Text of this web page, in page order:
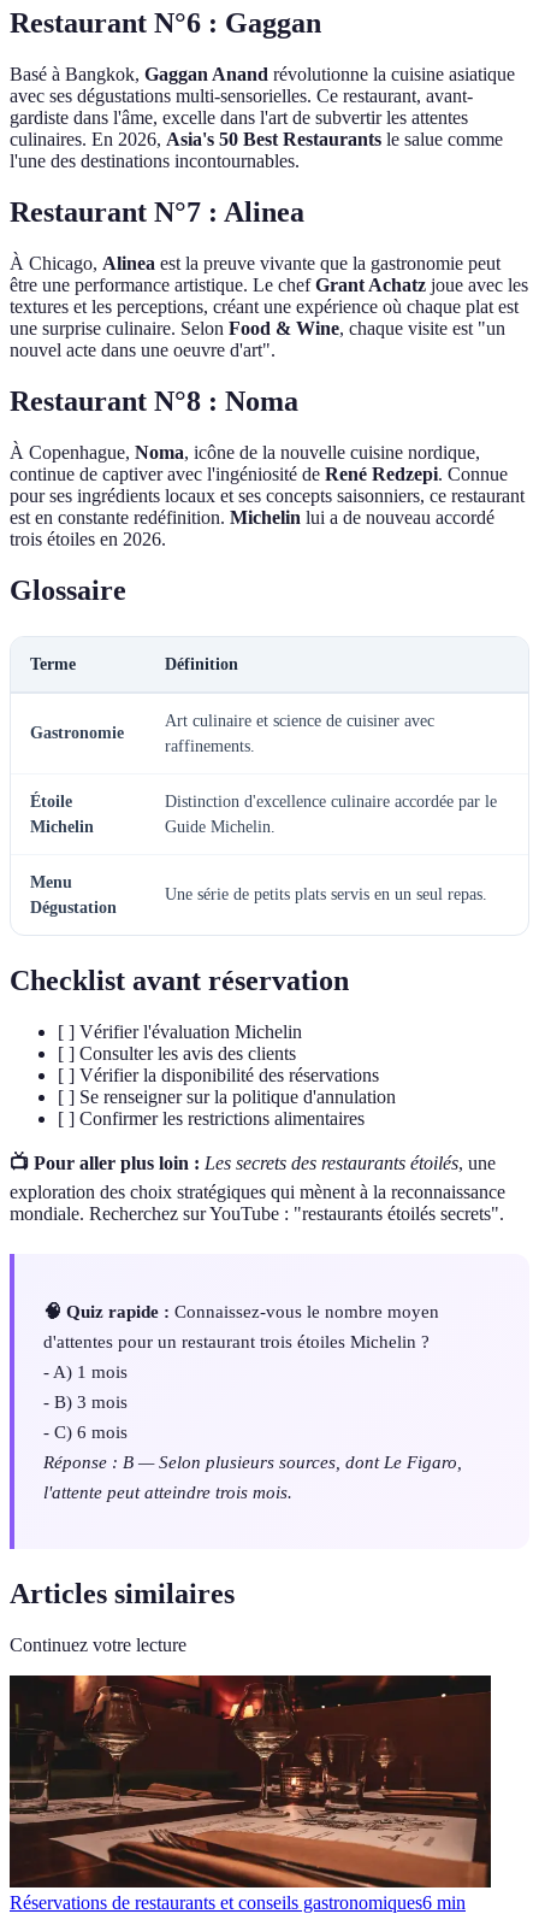
Restaurant N°6 : Gaggan
Basé à Bangkok, Gaggan Anand révolutionne la cuisine asiatique
avec ses dégustations multi-sensorielles. Ce restaurant, avant-
gardiste dans l'âme, excelle dans l'art de subvertir les attentes
culinaires. En 2026, Asia's 50 Best Restaurants le salue comme
l'une des destinations incontournables.
Restaurant N°7 : Alinea
À Chicago, Alinea est la preuve vivante que la gastronomie peut
être une performance artistique. Le chefGrant Achatz joue avec les
textures et les perceptions, créant une expérience où chaque plat est
une surprise culinaire. Selon Food & Wine, chaque visite est "un
nouvel acte dans une oeuvre d'art".
Restaurant N°8 : Noma
À Copenhague, Noma, icône de la nouvelle cuisine nordique,
continue de captiver avec l'ingéniosité de René Redzepi. Connue
pour ses ingrédients locaux et ses concepts saisonniers, ce restaurant
est en constante redéfinition. Michelin lui a de nouveau accordé
trois étoiles en 2026.
Glossaire
Terme Définition
Gastronomie
Art culinaire et science de cuisiner avec
raffinements.
Étoile
Michelin
Distinction d'excellence culinaire accordée par le
Guide Michelin.
Menu
Dégustation
Une série de petits plats servis en un seul repas.
Checklist avant réservation
[ ] Vérifier l'évaluation Michelin
[ ] Consulter les avis des clients
[ ] Vérifier la disponibilité des réservations
[ ] Se renseigner sur la politique d'annulation
[ ] Confirmer les restrictions alimentaires
📺 Pour aller plus loin : Les secrets des restaurants étoilés, une
exploration des choix stratégiques qui mènent à la reconnaissance
mondiale. Recherchez sur YouTube : "restaurants étoilés secrets".
🧠 Quiz rapide : Connaissez-vous le nombre moyen
d'attentes pour un restaurant trois étoiles Michelin ?
- A) 1 mois
- B) 3 mois
- C) 6 mois
Réponse : B — Selon plusieurs sources, dont Le Figaro,
l'attente peut atteindre trois mois.
Articles similaires
Continuez votre lecture
Réservations de restaurants et conseils gastronomiques6 min